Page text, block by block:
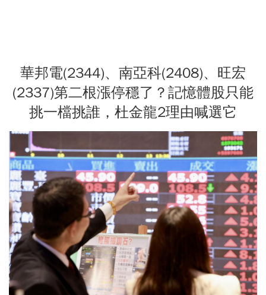
華邦電(2344)、南亞科(2408)、旺宏
(2337)第二根漲停穩了？記憶體股只能
挑一檔挑誰，杜金龍2理由喊選它